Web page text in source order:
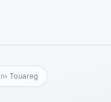
› Touareg